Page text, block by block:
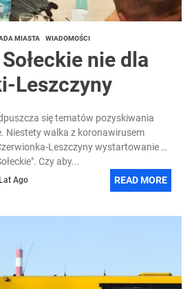
MIASTA WIADOMOŚCI
nie dla
Leszczyny
się tematów pozyskiwania
Niestety walka z koronawirusem
Leszczyny wystartowanie w
Czy aby...
Ago READ MORE